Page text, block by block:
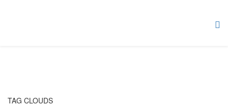
TAG CLOUDS